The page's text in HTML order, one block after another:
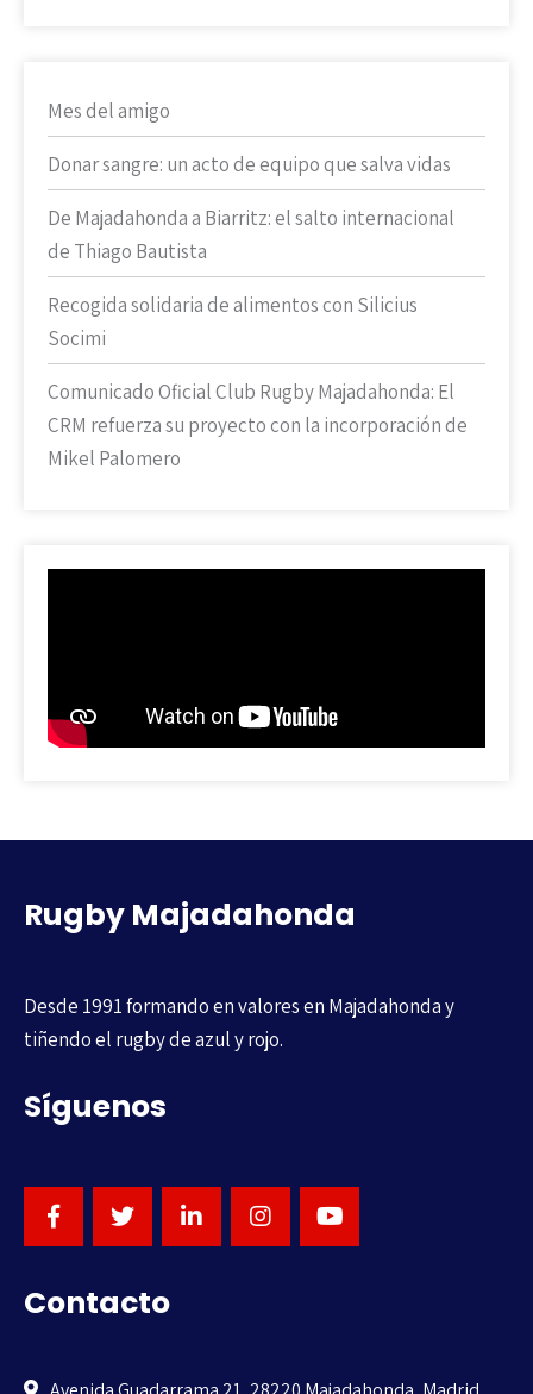
Mes del amigo
Donar sangre: un acto de equipo que salva vidas
De Majadahonda a Biarritz: el salto internacional
de Thiago Bautista
Recogida solidaria de alimentos con Silicius
Socimi
Comunicado Oficial Club Rugby Majadahonda: El
CRM refuerza su proyecto con la incorporación de
Mikel Palomero
Rugby Majadahonda
Desde 1991 formando en valores en Majadahonda y
tiñendo el rugby de azul y rojo.
Síguenos
Contacto